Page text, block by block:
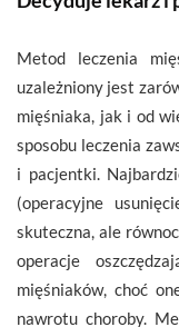
Metod leczenia
uzależniony jest
mięśniaka, jak i od
sposobu leczenia
i pacjentki.
(operacyjne
skuteczna, ale
operacje
mięśniaków, choć
nawrotu choroby.